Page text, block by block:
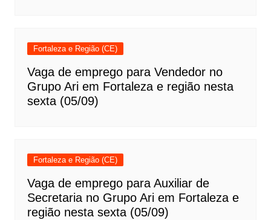
Fortaleza e Região (CE)
Vaga de emprego para Vendedor no
Grupo Ari em Fortaleza e região nesta
sexta (05/09)
Fortaleza e Região (CE)
Vaga de emprego para Auxiliar de
Secretaria no Grupo Ari em Fortaleza e
região nesta sexta (05/09)